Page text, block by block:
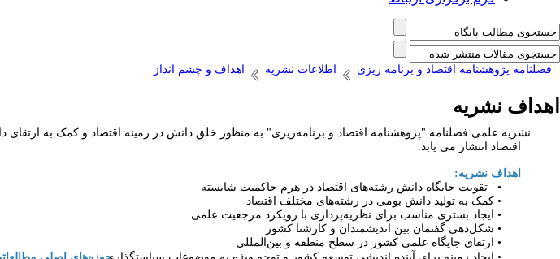
فصلنامه پژوهشنامه اقتصاد و برنامه ریزی اطلاعات نشریه اهداف و چشم انداز
اهداف نشریه
نشریه علمی فصلنامه "پژوهشنامه اقتصاد و برنامه‌ریزی" به منظور خلق دانش در زمینه اقتصاد و کمک به
اقتصاد انتشار می یابد.
اهداف نشریه:
•
تقویت جایگاه دانش رشته‌های اقتصاد در هرم حاکمیت شایسته
• کمک به تولید دانش بومی در رشته‌های مختلف اقتصاد
• ایجاد بستری مناسب برای نظریه‌پردازی با رویکرد مرجعیت علمی
• شکل‌دهی گفتمان بین اندیشمندان و کارشنا کشور
• ارتقای جایگاه علمی کشور در سطح منطقه و بین‌المللی